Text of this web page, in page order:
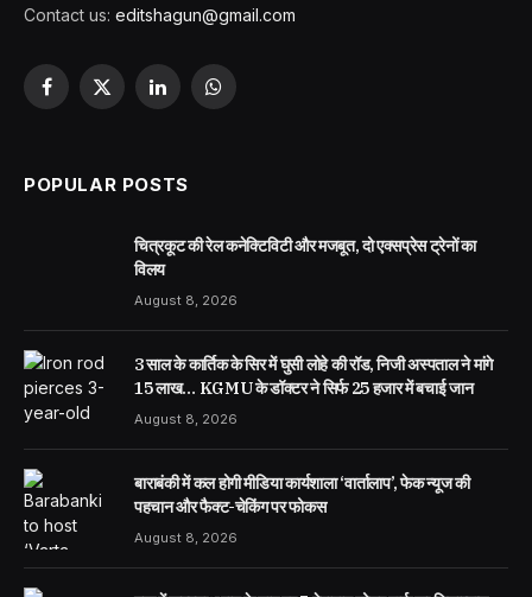
Contact us: editshagun@gmail.com
Facebook
X
LinkedInWhatsApp
POPULAR POSTS
चित्रकूट की रेल कनेक्टिविटी और मजबूत, दो एक्सप्रेस ट्रेनों का
विलय
August 8, 2026
3 साल के कार्तिक के सिर में घुसी लोहे की रॉड, निजी अस्पताल ने मांगे
15 लाख… KGMU के डॉक्टर ने सिर्फ 25 हजार में बचाई जान
August 8, 2026
बाराबंकी में कल होगी मीडिया कार्यशाला ‘वार्तालाप’, फेक न्यूज की
पहचान और फैक्ट-चेकिंग पर फोकस
August 8, 2026